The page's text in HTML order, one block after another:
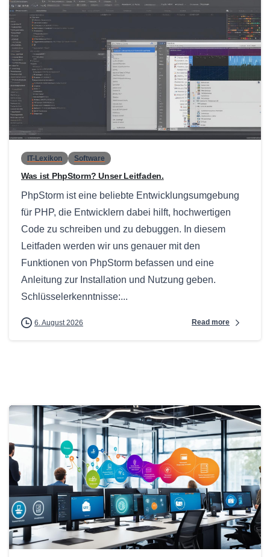
IT-Lexikon Software
Was ist PhpStorm? Unser Leitfaden.
PhpStorm ist eine beliebte Entwicklungsumgebung
für PHP, die Entwicklern dabei hilft, hochwertigen
Code zu schreiben und zu debuggen. In diesem
Leitfaden werden wir uns genauer mit den
Funktionen von PhpStorm befassen und eine
Anleitung zur Installation und Nutzung geben.
Schlüsselerkenntnisse:...
6. August 2026 Read more
0